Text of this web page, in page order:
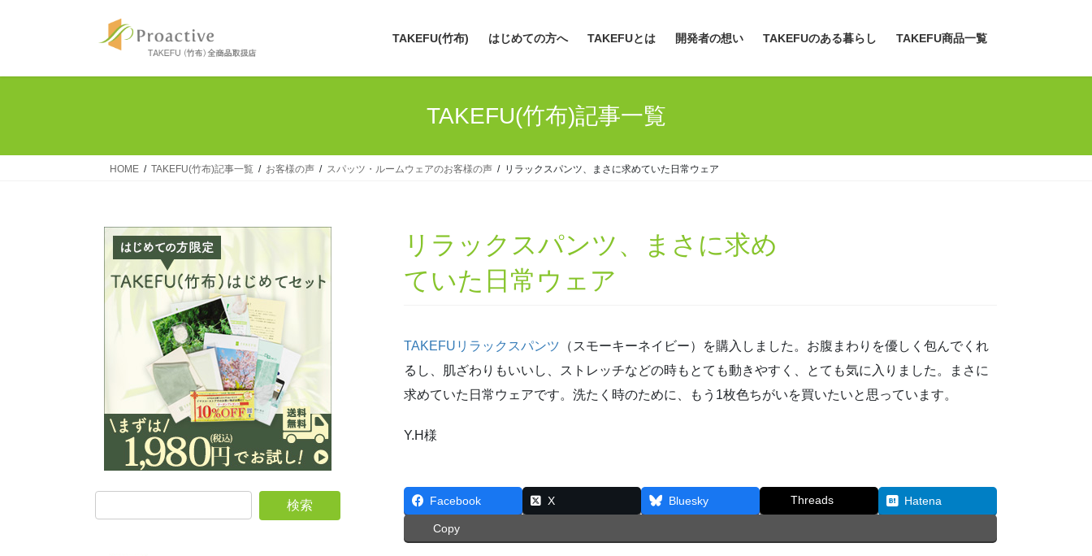
TAKEFU(竹布) はじめての方へ TAKEFUとは 開発者の想い TAKEFUのある暮らし TAKEFU商品一覧
TAKEFU(竹布)記事一覧
HOME TAKEFU(竹布)記事一覧 お客様の声 スパッツ・ルームウェアのお客様の声 リラックスパンツ、まさに求めていた日常ウェア
リラックスパンツ、まさに求め
ていた日常ウェア
TAKEFUリラックスパンツ （スモーキーネイビー）を購入しました。お腹まわりを優しく包んでくれ
るし、肌ざわりもいいし、ストレッチなどの時もとても動きやすく、とても気に入りました。まさに
求めていた日常ウェアです。洗たく時のために、もう1枚色ちがいを買いたいと思っています。
Y.H様
Facebook X Bluesky Threads Hatena
Copy